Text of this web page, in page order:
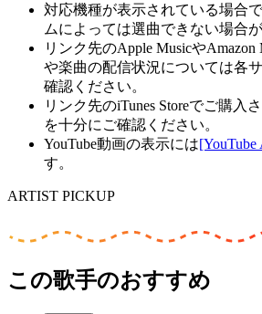
対応機種が表示されている場合
ムによっては選曲できない場合が
リンク先のApple Musicや
や楽曲の配信状況については各
確認ください。
リンク先のiTunes Storeでご購入
を十分にご確認ください。
YouTube動画の表示には[YouTube
す。
ARTIST PICKUP
この歌手のおすすめ